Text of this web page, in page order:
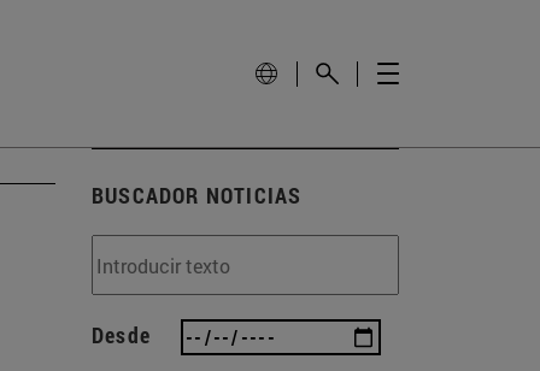
BUSCADOR NOTICIAS
Desde